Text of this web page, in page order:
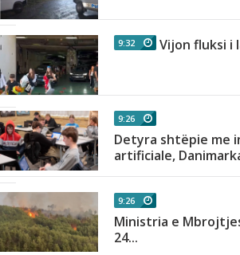
9:32 Vijon fluksi i
9:26
Detyra shtëpie me
artificiale,
9:26
Ministria e
24...